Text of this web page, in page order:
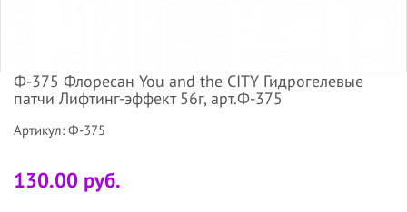
Ф-375 Флоресан You and the CITY Гидрогелевые
патчи Лифтинг-эффект 56г, арт.Ф-375
Артикул: Ф-375
130.00 руб.